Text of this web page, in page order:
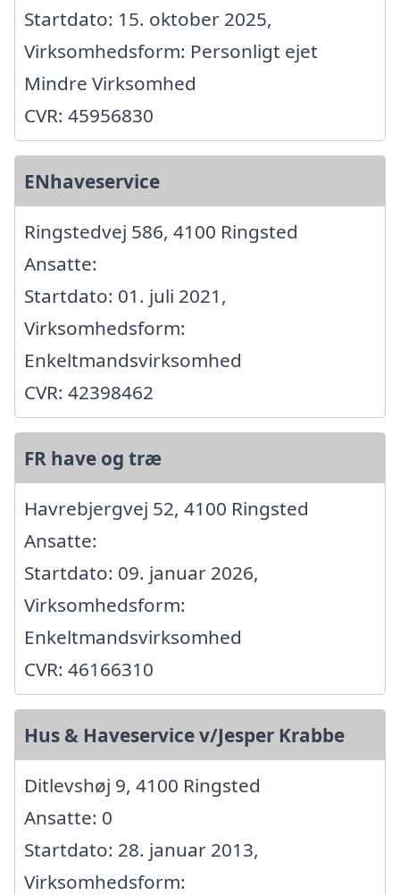
Startdato: 15. oktober 2025,
Virksomhedsform: Personligt ejet
Mindre Virksomhed
CVR: 45956830
ENhaveservice
Ringstedvej 586, 4100 Ringsted
Ansatte:
Startdato: 01. juli 2021,
Virksomhedsform:
Enkeltmandsvirksomhed
CVR: 42398462
FR have og træ
Havrebjergvej 52, 4100 Ringsted
Ansatte:
Startdato: 09. januar 2026,
Virksomhedsform:
Enkeltmandsvirksomhed
CVR: 46166310
Hus & Haveservice v/Jesper Krabbe
Ditlevshøj 9, 4100 Ringsted
Ansatte: 0
Startdato: 28. januar 2013,
Virksomhedsform: